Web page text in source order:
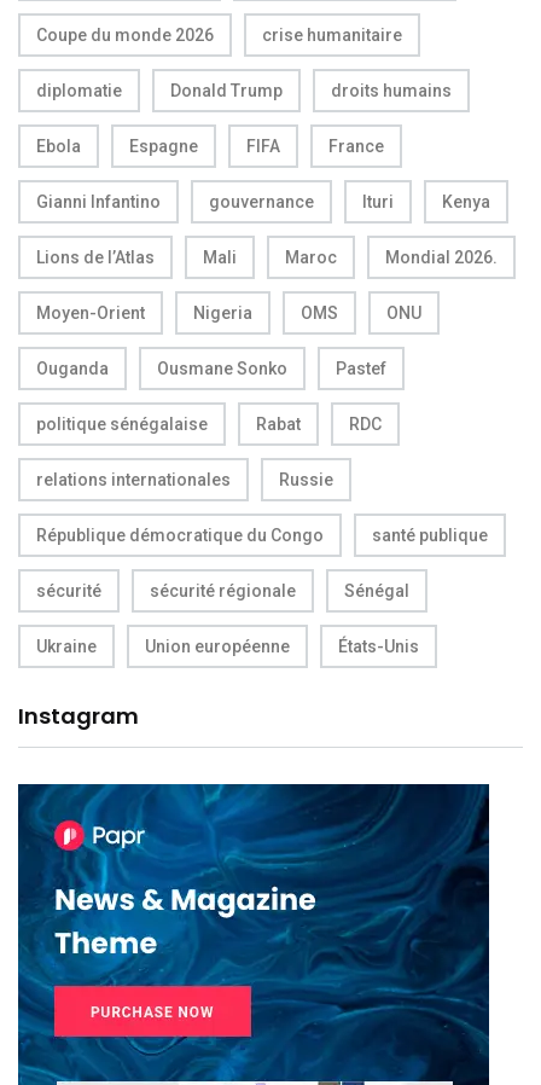
Coupe du monde 2026 crise humanitaire
diplomatie Donald Trump droits humains
Ebola Espagne FIFA France
Gianni Infantino gouvernance Ituri Kenya
Lions de l’Atlas Mali Maroc Mondial 2026.
Moyen-Orient Nigeria OMS ONU
Ouganda Ousmane Sonko Pastef
politique sénégalaise Rabat RDC
relations internationales Russie
République démocratique du Congo santé publique
sécurité sécurité régionale Sénégal
Ukraine Union européenne États-Unis
Instagram